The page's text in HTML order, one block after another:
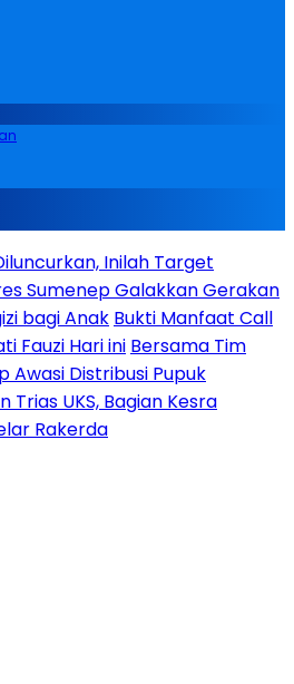
Inilah Target
Sumenep Galakkan Gerakan
bagi Anak Bukti Manfaat Call
Fauzi Hari ini Bersama Tim
Awasi Distribusi Pupuk
Trias UKS, Bagian Kesra
Rakerda